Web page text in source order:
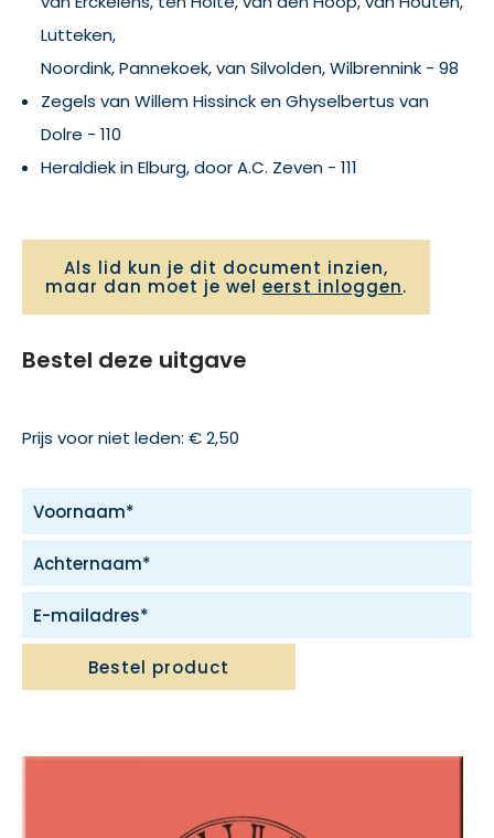
Lutteken,
Noordink, Pannekoek, van Silvolden, Wilbrennink - 98
Zegels van Willem Hissinck en Ghyselbertus van
Dolre - 110
Heraldiek in Elburg, door A.C. Zeven - 111
Als lid kun je dit document inzien,
maar dan moet je wel eerst inloggen.
Bestel deze uitgave
Prijs voor niet leden: € 2,50
Bestel product